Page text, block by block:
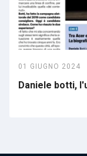
01 GIUGNO 2024
Daniele botti,